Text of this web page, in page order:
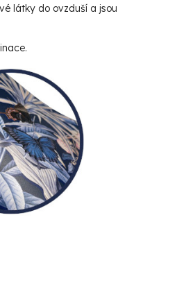
látky do ovzduší a jsou